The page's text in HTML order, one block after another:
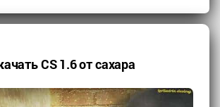
CS 1.6 от сахара